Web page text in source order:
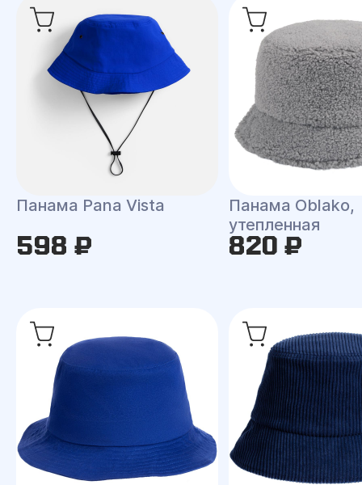
Панама Pana Vista
598 ₽
Панама Oblako,
утепленная
820 ₽